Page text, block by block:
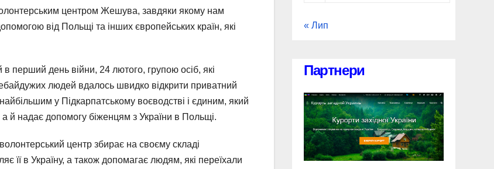
центром Жешува, завдяки якому нам
від Польщі та інших європейських країн, які
перший день війни, 24 лютого, групою осіб, які
людей вдалось швидко відкрити приватний
у Підкарпатському воєводстві і єдиним, який
а й надає допомогу біженцям з України в Польщі.
центр збирає на своєму складі
її в Україну, а також допомагає людям, які переїхали
« Лип
Партнери